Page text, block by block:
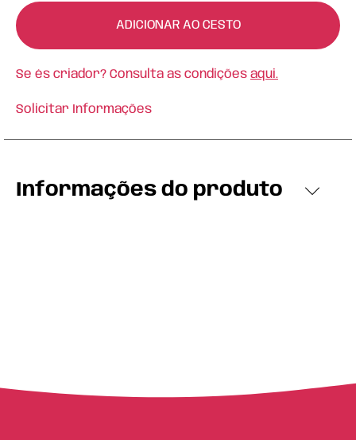
ADICIONAR AO CESTO
Se és criador? Consulta as condições aqui.
Solicitar Informações
Informações do produto